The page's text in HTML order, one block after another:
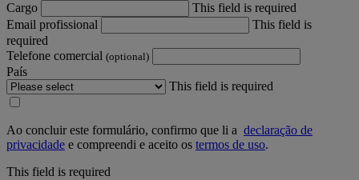
Cargo
This field is required
Email profissional
This field is
required
Telefone comercial (optional)
País
This field is required
Ao concluir este formulário, confirmo que li a declaração de
privacidade e compreendi e aceito os termos de uso.
This field is required